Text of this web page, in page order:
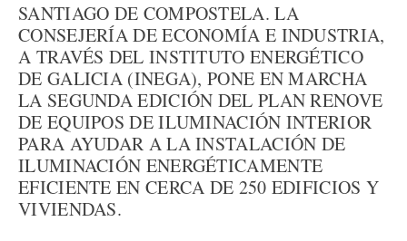
SANTIAGO DE COMPOSTELA. LA
CONSEJERÍA DE ECONOMÍA E INDUSTRIA,
A TRAVÉS DEL INSTITUTO ENERGÉTICO
DE GALICIA (INEGA), PONE EN MARCHA
LA SEGUNDA EDICIÓN DEL PLAN RENOVE
DE EQUIPOS DE ILUMINACIÓN INTERIOR
PARA AYUDAR A LA INSTALACIÓN DE
ILUMINACIÓN ENERGÉTICAMENTE
EFICIENTE EN CERCA DE 250 EDIFICIOS Y
VIVIENDAS.